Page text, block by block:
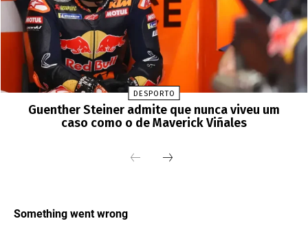
DESPORTO
Guenther Steiner admite que nunca viveu um
caso como o de Maverick Viñales